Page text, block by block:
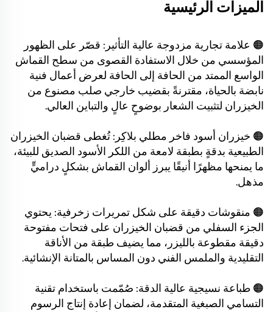
الميزات الرئيسية
🟠 علامة تجارية مزدوجة عالية التأثير: قصّر على الظهور
المؤسسي من خلال الاستفادة القصوى من سطح القماش
الواسع الممتد من الحافة إلى الحافة لعرض أعمال فنية
نابضة بالحياة، مقترنةً بقضيب خارجي صلب مصنوع من
الخيزران لتثبيت الشعار بوضوحٍ عالٍ والتباين العالي.
🟠 خيزران أسود فاخر مطلي بلاكِر: تُغطى قضبان الخيزران
الطبيعية بدقةٍ بطبقة لامعة من اللكر الأسود الصديق للبيئة،
ما يمنحها مظهرًا أنيقًا يبرز ألوان القماش بشكلٍ دراميٍّ
مذهل.
🟠 منقوشات دقيقة على شكل تمريرات زخرفية: يحتوي
الجزء السفلي من قضبان الخيزران على فتحات مفتوحة
دقيقة مقطوعة بالليزر، مما يضيف طبقة من الأناقة
التقليدية والملمس الفني دون المساس بالمتانة الإنشائية.
🟠 طباعة نسيجية عالية الدقة: صُمّمت باستخدام تقنية
التسامي الصبغية المتقدمة، لضمان إعادة إنتاج الرسوم